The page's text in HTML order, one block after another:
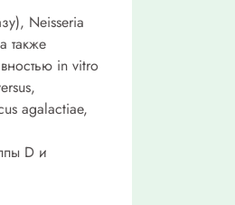
Neisseria
также
in vitro
agalactiae,
D и